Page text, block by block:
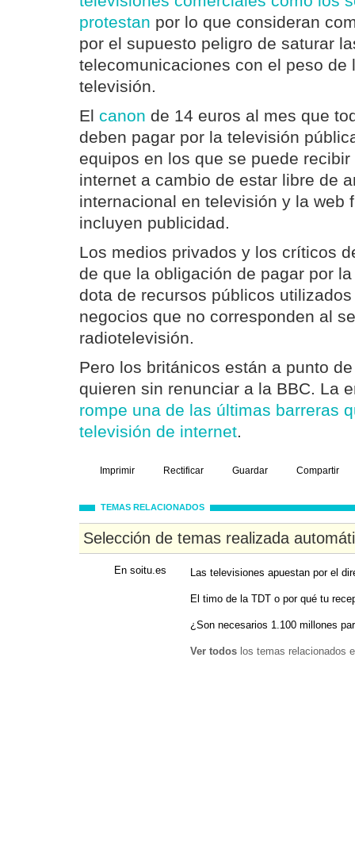
protestan por lo que consideran
por el supuesto peligro de saturar
telecomunicaciones con el peso de
televisión.
El canon de 14 euros al mes que
deben pagar por la televisión
equipos en los que se puede
internet a cambio de estar libre de
internacional en televisión y la web
incluyen publicidad.
Los medios privados y los críticos
de que la obligación de pagar por
dota de recursos públicos
negocios que no corresponden al
radiotelevisión.
Pero los británicos están a punto
quieren sin renunciar a la BBC. La
rompe una de las últimas barreras
televisión de internet.
Imprimir Rectificar Guardar Compartir
TEMAS RELACIONADOS
Selección de temas realizada
En soitu.es Las televisiones apuestan por el
El timo de la TDT o por qué tu
¿Son necesarios 1.100 millones
Ver todos los temas relacionados